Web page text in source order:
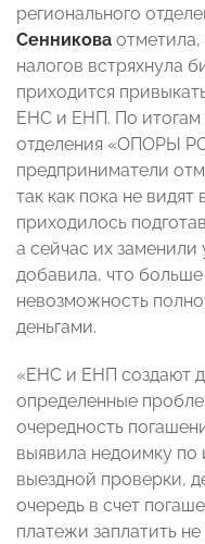
регионального
Сенникова отметила,
налогов встряхнула
приходится
ЕНС и ЕНП. По итогам
отделения «ОПОРЫ
предприниматели
так как пока не
приходилось
а сейчас их
добавила, что больше
невозможность
деньгами.
«ЕНС и ЕНП создают
определенные
очередность
выявила недоимку по
выездной проверки,
очередь в счет
платежи заплатить